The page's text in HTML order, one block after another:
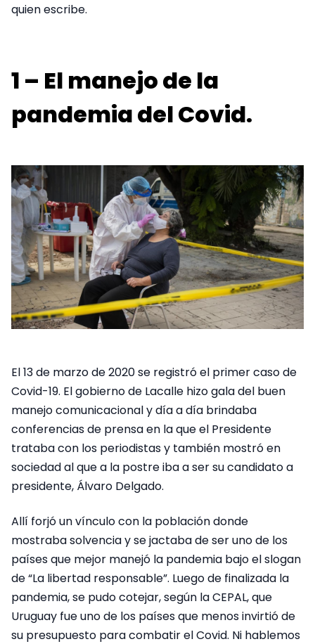
quien escribe.
1 – El manejo de la
pandemia del Covid.
El 13 de marzo de 2020 se registró el primer caso de
Covid-19. El gobierno de Lacalle hizo gala del buen
manejo comunicacional y día a día brindaba
conferencias de prensa en la que el Presidente
trataba con los periodistas y también mostró en
sociedad al que a la postre iba a ser su candidato a
presidente, Álvaro Delgado.
Allí forjó un vínculo con la población donde
mostraba solvencia y se jactaba de ser uno de los
países que mejor manejó la pandemia bajo el slogan
de “La libertad responsable”. Luego de finalizada la
pandemia, se pudo cotejar, según la CEPAL, que
Uruguay fue uno de los países que menos invirtió de
su presupuesto para combatir el Covid. Ni hablemos